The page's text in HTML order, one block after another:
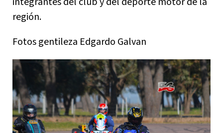
región.
Fotos gentileza Edgardo Galvan